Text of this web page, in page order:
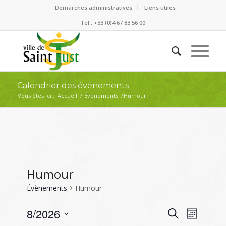
Démarches administratives
Liens utiles
Tél.: +33 (0)4 67 83 56 00
Calendrier des événements
Vous êtes ici : Accueil / Évènements /Humour
Humour
Évènements Humour
Recherche
de
Mois
8/2026